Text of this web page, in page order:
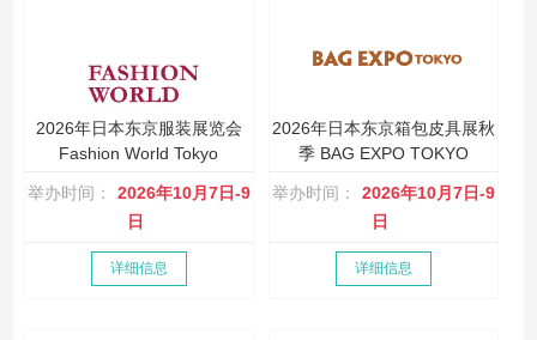
2026年日本东京服装展览会
Fashion World Tokyo
举办时间：
2026年10月7日-9
日
详细信息
2026年日本东京箱包皮具展秋
季 BAG EXPO TOKYO
举办时间：
2026年10月7日-9
日
详细信息